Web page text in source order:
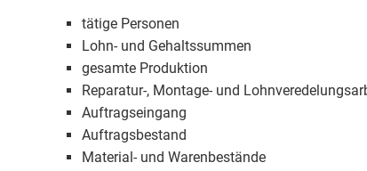
tätige Personen
Lohn- und Gehaltssummen
gesamte Produktion
Reparatur-, Montage- und
Auftragseingang
Auftragsbestand
Material- und Warenbestände